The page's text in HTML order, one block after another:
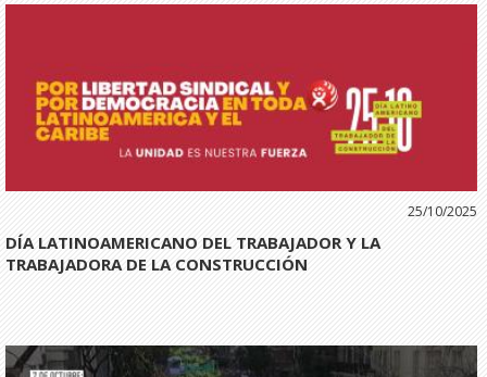
25/10/2025
DÍA LATINOAMERICANO DEL TRABAJADOR Y LA
TRABAJADORA DE LA CONSTRUCCIÓN